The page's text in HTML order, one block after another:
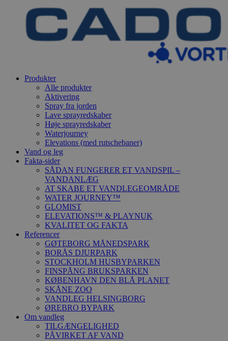
Produkter
Alle produkter
Aktivering
Spray fra jorden
Lave sprayredskaber
Høje sprayredskaber
Waterjourney
Elevations (med rutschebaner)
Vand og leg
Fakta-sider
SÅDAN FUNGERER ET VANDSPIL –
VANDANLÆG
AT SKABE ET VANDLEGEOMRÅDE
WATER JOURNEY™
GLOMIST
ELEVATIONS™ & PLAYNUK
KVALITET OG FAKTA
Referencer
GØTEBORG MÅNEDSPARK
BORÅS DJURPARK
STOCKHOLM HUSBYPARKEN
FINSPÅNG BRUKSPARKEN
KØBENHAVN DEN BLÅ PLANET
SKÅNE ZOO
VANDLEG HELSINGBORG
ØREBRO BYPARK
Om vandleg
TILGÆNGELIGHED
PÅVIRKET AF VAND